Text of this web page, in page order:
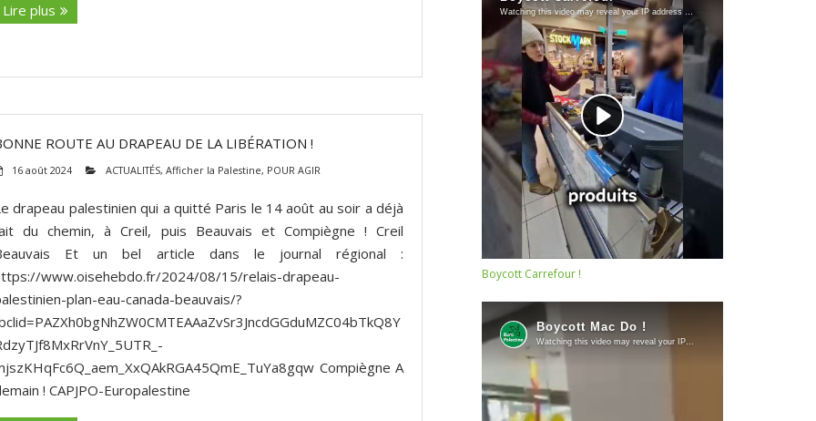
Lire plus
ROUTE AU DRAPEAU DE LA LIBÉRATION !
16 août 2024 ACTUALITÉS,Afficher la Palestine, POUR AGIR
drapeau palestinien qui a quitté Paris le 14 août au soir a déjà
du chemin, à Creil, puis Beauvais et Compiègne ! Creil
Et un bel article dans le journal régional :
www.oisehebdo.fr/2024/08/15/relais-drapeau-
plan-eau-canada-beauvais/?
Compiègne A
! CAPJPO-Europalestine
Boycott Carrefour !